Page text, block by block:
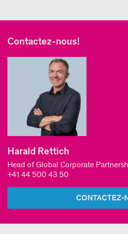
Contactez-nous!
Harald Rettich
Head of Global Corporate
+41 44 500 43 50
CONTACTEZ-